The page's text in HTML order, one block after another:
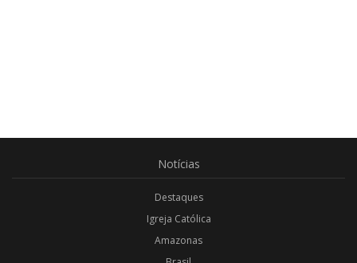
Notícias
Destaques
Igreja Católica
Amazonas